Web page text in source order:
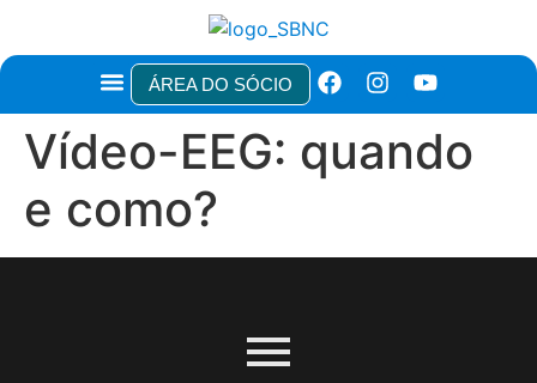
ÁREA DO SÓCIO
Vídeo-EEG: quando
e como?